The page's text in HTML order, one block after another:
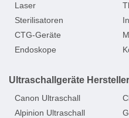
Laser
Sterilisatoren
CTG-Geräte
Endoskope
Ultraschallgeräte Hersteller
Canon Ultraschall
Alpinion Ultraschall